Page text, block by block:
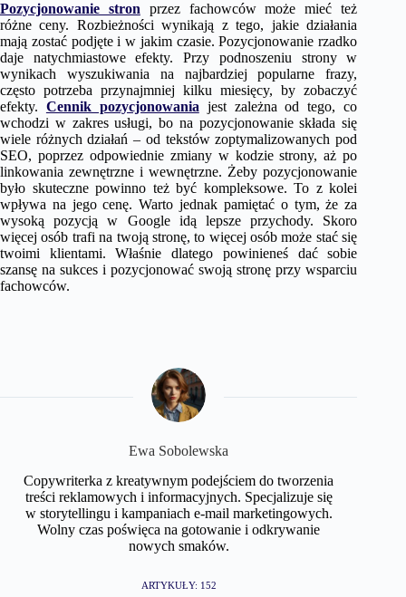
Pozycjonowanie stron przez fachowców może mieć też
różne ceny. Rozbieżności wynikają z tego, jakie działania
mają zostać podjęte i w jakim czasie. Pozycjonowanie rzadko
daje natychmiastowe efekty. Przy podnoszeniu strony w
wynikach wyszukiwania na najbardziej popularne frazy,
często potrzeba przynajmniej kilku miesięcy, by zobaczyć
efekty. Cennik pozycjonowania jest zależna od tego, co
wchodzi w zakres usługi, bo na pozycjonowanie składa się
wiele różnych działań – od tekstów zoptymalizowanych pod
SEO, poprzez odpowiednie zmiany w kodzie strony, aż po
linkowania zewnętrzne i wewnętrzne. Żeby pozycjonowanie
było skuteczne powinno też być kompleksowe. To z kolei
wpływa na jego cenę. Warto jednak pamiętać o tym, że za
wysoką pozycją w Google idą lepsze przychody. Skoro
więcej osób trafi na twoją stronę, to więcej osób może stać się
twoimi klientami. Właśnie dlatego powinieneś dać sobie
szansę na sukces i pozycjonować swoją stronę przy wsparciu
fachowców.
Ewa Sobolewska
Copywriterka z kreatywnym podejściem do tworzenia
treści reklamowych i informacyjnych. Specjalizuje się
w storytellingu i kampaniach e-mail marketingowych.
Wolny czas poświęca na gotowanie i odkrywanie
nowych smaków.
ARTYKUŁY: 152